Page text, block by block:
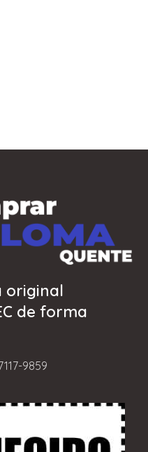
original
de forma
9859